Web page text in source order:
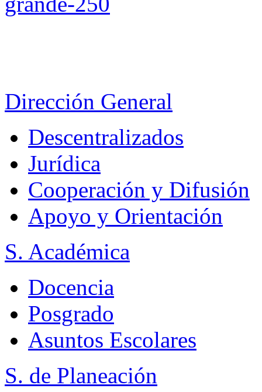
Dirección General
Descentralizados
Jurídica
Cooperación y Difusión
Apoyo y Orientación
S. Académica
Docencia
Posgrado
Asuntos Escolares
S. de Planeación